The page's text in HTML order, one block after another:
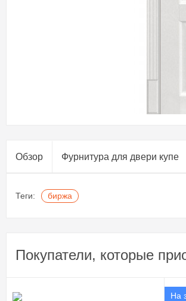
Обзор Фурнитура для двери купе​
Теги: биржа
Покупатели, которые
На